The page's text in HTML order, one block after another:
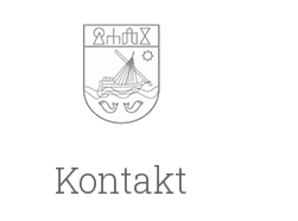
Kontakt